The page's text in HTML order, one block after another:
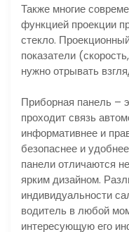
Также многие
функцией проекции
стекло.
показатели
нужно отрывать
Приборная панель –
проходит связь
информативнее и
безопаснее и
панели отличаются
ярким дизайном.
индивидуальности
водитель в любой
интересующую его